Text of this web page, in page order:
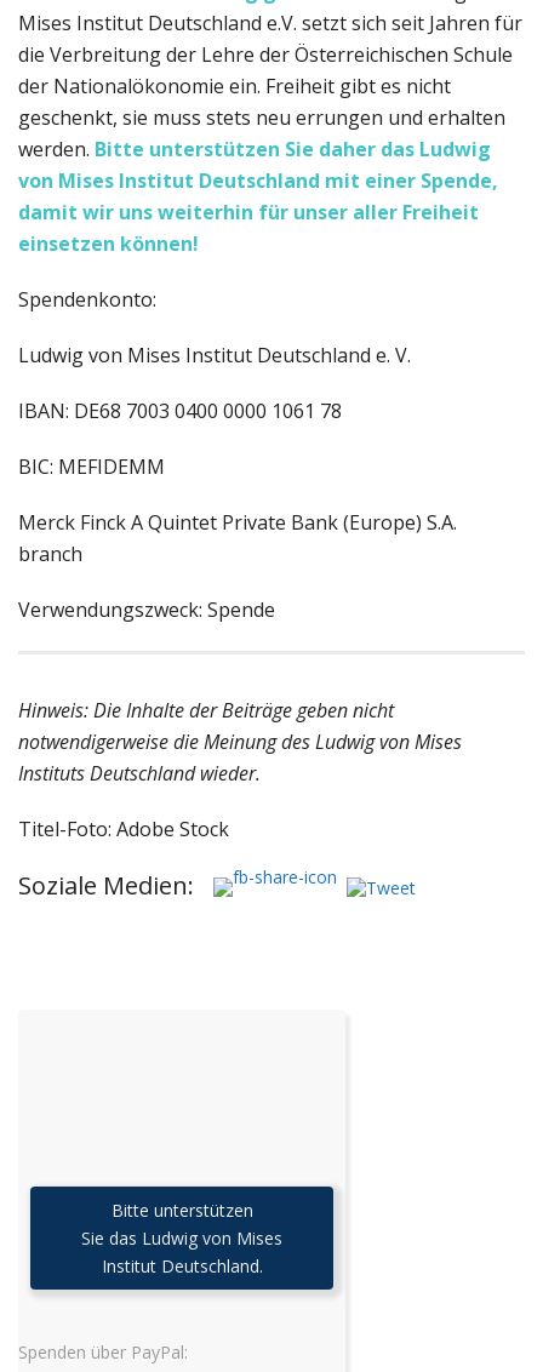
Mises Institut Deutschland e.V. setzt sich seit Jahren für
die Verbreitung der Lehre der Österreichischen Schule
der Nationalökonomie ein. Freiheit gibt es nicht
geschenkt, sie muss stets neu errungen und erhalten
werden. Bitte unterstützen Sie daher das Ludwig
von Mises Institut Deutschland mit einer Spende,
damit wir uns weiterhin für unser aller Freiheit
einsetzen können!
Spendenkonto:
Ludwig von Mises Institut Deutschland e. V.
IBAN: DE68 7003 0400 0000 1061 78
BIC: MEFIDEMM
Merck Finck A Quintet Private Bank (Europe) S.A.
branch
Verwendungszweck: Spende
Hinweis: Die Inhalte der Beiträge geben nicht
notwendigerweise die Meinung des Ludwig von Mises
Instituts Deutschland wieder.
Titel-Foto: Adobe Stock
Soziale Medien:
Bitte unterstützen
Sie das Ludwig von Mises
Institut Deutschland.
Spenden über PayPal: